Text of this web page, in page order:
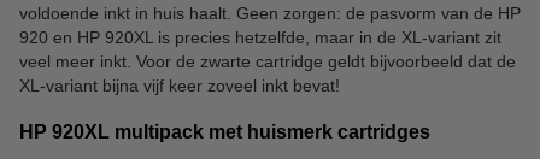
voldoende inkt in huis haalt. Geen zorgen: de pasvorm van de HP
920 en HP 920XL is precies hetzelfde, maar in de XL-variant zit
veel meer inkt. Voor de zwarte cartridge geldt bijvoorbeeld dat de
XL-variant bijna vijf keer zoveel inkt bevat!
HP 920XL multipack met huismerk cartridges